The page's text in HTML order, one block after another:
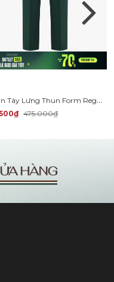
Quần Tây Lưng Thun Form Regular QT060
475.000₫